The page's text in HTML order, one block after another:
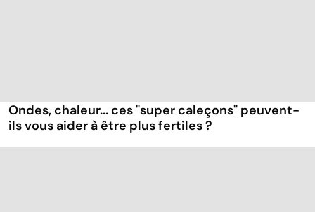
Ondes, chaleur... ces "super caleçons" peuvent-
ils vous aider à être plus fertiles ?